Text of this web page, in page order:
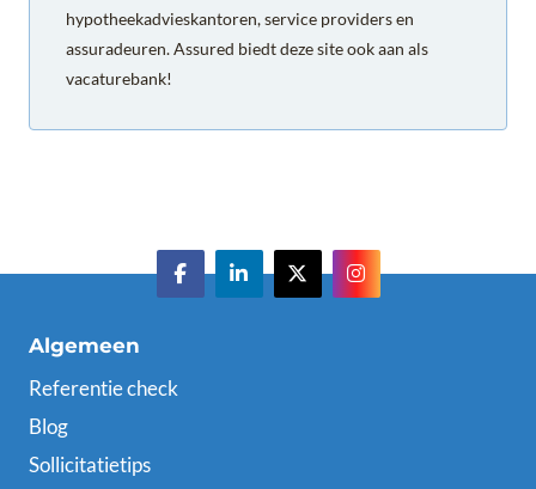
hypotheekadvieskantoren, service providers en
assuradeuren. Assured biedt deze site ook aan als
vacaturebank!
Algemeen
Referentie check
Blog
Sollicitatietips